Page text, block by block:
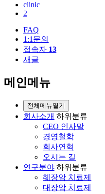
clinic
2
FAQ
1:1문의
접속자 13
새글
메인메뉴
전체메뉴열기
회사소개 하위분류
CEO 인사말
경영철학
회사연혁
오시는 길
연구분야 하위분류
췌장암 치료제
대장암 치료제